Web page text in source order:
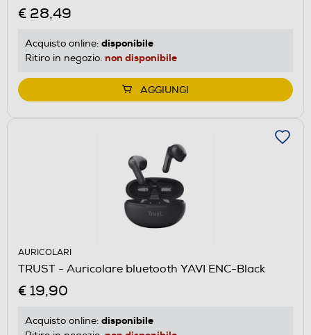
€ 28,49
Acquisto online: disponibile
Ritiro in negozio: non disponibile
AGGIUNGI
AURICOLARI
TRUST - Auricolare bluetooth YAVI ENC-Black
€ 19,90
Acquisto online: disponibile